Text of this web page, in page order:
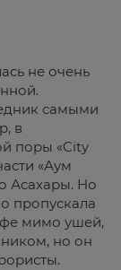
не очень
самыми
в
поры «City
«Аум
Асахары. Но
пропускала
мимо ушей,
но он